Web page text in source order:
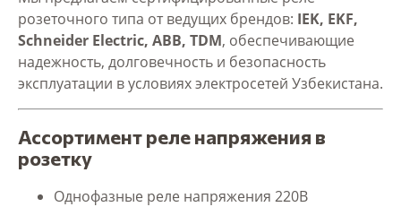
розеточного типа от ведущих брендов: IEK, EKF,
Schneider Electric, ABB, TDM, обеспечивающие
надежность, долговечность и безопасность
эксплуатации в условиях электросетей Узбекистана.
Ассортимент реле напряжения в
розетку
Однофазные реле напряжения 220В